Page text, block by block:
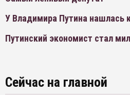
У Владимира Путина нашлась
Путинский экономист стал
Сейчас на главной